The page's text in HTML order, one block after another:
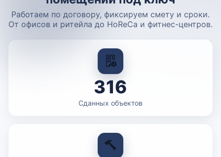
Работаем по договору, фиксируем смету и сроки.
От офисов и ритейла до HoReCa и фитнес-центров.
316
Сданных объектов